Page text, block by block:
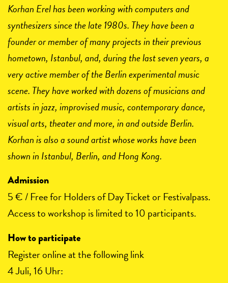
Korhan Erel has been working with computers and
synthesizers since the late 1980s. They have been a
founder or member of many projects in their previous
hometown, Istanbul, and, during the last seven years, a
very active member of the Berlin experimental music
scene. They have worked with dozens of musicians and
artists in jazz, improvised music, contemporary dance,
visual arts, theater and more, in and outside Berlin.
Korhan is also a sound artist whose works have been
shown in Istanbul, Berlin, and Hong Kong.
Admission
5 € / Free for Holders of Day Ticket or Festivalpass.
Access to workshop is limited to 10 participants.
How to participate
Register online at the following link
4 Juli, 16 Uhr: